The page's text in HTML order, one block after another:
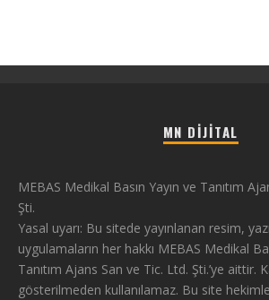
MN DIJITAL
MEBAS Medikal Basın Yayın ve Tanıtım
Şti.
Yasal uyarı: Bu sitede yayınlanan resim,
uygulamaların her hakkı MEBAS Medikal
Tanıtım Ajans San ve Tic. Ltd. Şti.’ye aittir.
gösterilmeden kullanılamaz. Bu site